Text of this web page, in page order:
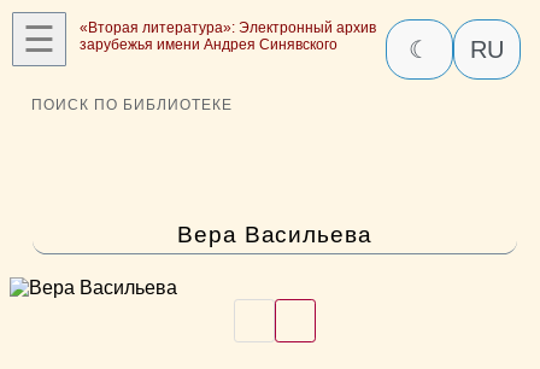
☰
«Вторая литература»: Электронный архив
зарубежья имени Андрея Синявского
☾ RU
ПОИСК ПО БИБЛИОТЕКЕ
Вера Васильева